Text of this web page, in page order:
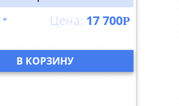
17 700Р
+
В КОРЗИНУ